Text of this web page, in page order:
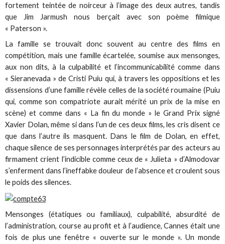
fortement teintée de noirceur à l’image des deux autres, tandis
que Jim Jarmush nous berçait avec son poème filmique
« Paterson ».
La famille se trouvait donc souvent au centre des films en
compétition, mais une famille écartelée, soumise aux mensonges,
aux non dits, à la culpabilité et l’incommunicabilité comme dans
« Sieranevada » de Cristi Puiu qui, à travers les oppositions et les
dissensions d’une famille révèle celles de la société roumaine (Puiu
qui, comme son compatriote aurait mérité un prix de la mise en
scène) et comme dans « La fin du monde » le Grand Prix signé
Xavier Dolan, même si dans l’un de ces deux films, les cris disent ce
que dans l’autre ils masquent. Dans le film de Dolan, en effet,
chaque silence de ses personnages interprétés par des acteurs au
firmament crient l’indicible comme ceux de « Julieta » d’Almodovar
s’enferment dans l’ineffabke douleur de l’absence et croulent sous
le poids des silences.
Mensonges (étatiques ou familiaux), culpabilité, absurdité de
l’administration, course au profit et à l’audience, Cannes était une
fois de plus une fenêtre « ouverte sur le monde ». Un monde